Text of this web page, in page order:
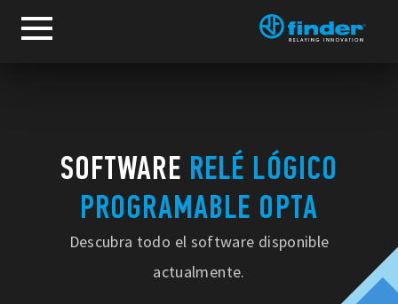
SOFTWARE RELÉ LÓGICO
PROGRAMABLE OPTA
Descubra todo el software disponible
actualmente.